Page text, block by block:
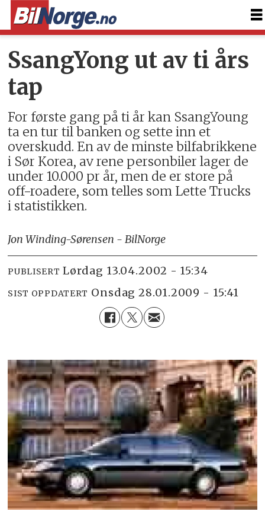
SsangYong ut av ti års
tap
For første gang på ti år kan SsangYoung
ta en tur til banken og sette inn et
overskudd. En av de minste bilfabrikkene
i Sør Korea, av rene personbiler lager de
under 10.000 pr år, men de er store på
off-roadere, som telles som Lette Trucks
i statistikken.
Jon Winding-Sørensen - BilNorge
PUBLISERT lørdag 13.04.2002 - 15:34
SIST OPPDATERT onsdag 28.01.2009 - 15:41